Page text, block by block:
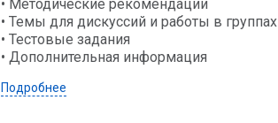
• Методические рекомендации
• Темы для дискуссий и работы в группах
• Тестовые задания
• Дополнительная информация
Подробнее